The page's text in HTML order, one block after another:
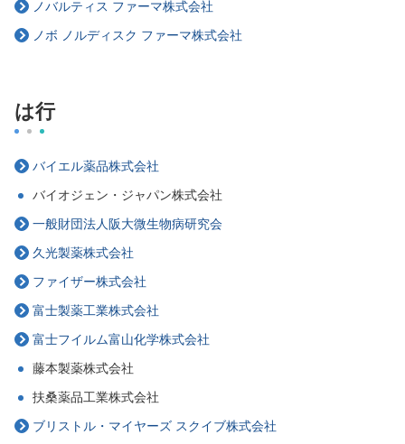
ノバルティス ファーマ株式会社
ノボ ノルディスク ファーマ株式会社
は行
バイエル薬品株式会社
バイオジェン・ジャパン株式会社
一般財団法人阪大微生物病研究会
久光製薬株式会社
ファイザー株式会社
富士製薬工業株式会社
富士フイルム富山化学株式会社
藤本製薬株式会社
扶桑薬品工業株式会社
ブリストル・マイヤーズ スクイブ株式会社